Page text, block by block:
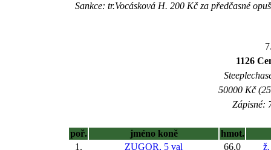
Sankce: tr.Vocásková H. 200 Kč za předčasné
1126
50000 Kč
Zápisné:
poř. jméno koně
hmot.
1.
ZUGOR, 5 val 66,0